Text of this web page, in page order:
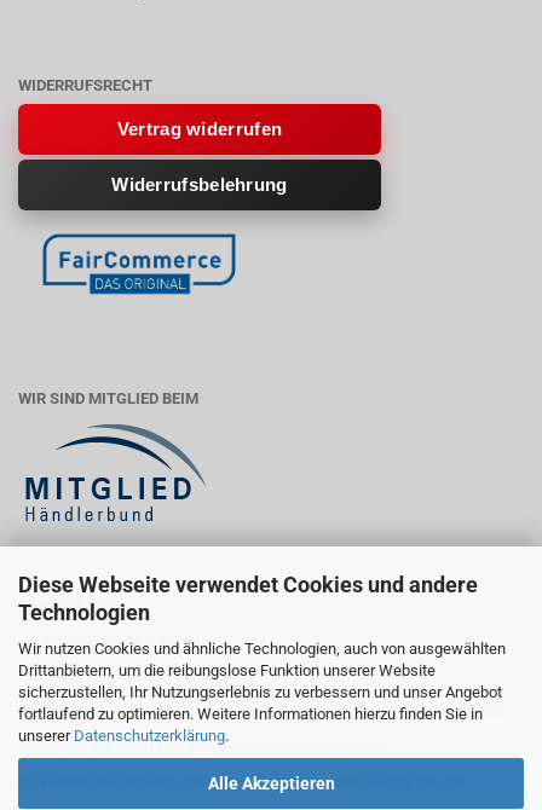
Diese Webseite verwendet Cookies und andere
Technologien
Wir nutzen Cookies und ähnliche Technologien, auch von ausgewählten
Drittanbietern, um die reibungslose Funktion unserer Website
sicherzustellen, Ihr Nutzungserlebnis zu verbessern und unser Angebot
fortlaufend zu optimieren. Weitere Informationen hierzu finden Sie in
unserer Datenschutzerklärung.
Alle Akzeptieren
WIDERRUFSRECHT
Vertrag widerrufen
Widerrufsbelehrung
WIR SIND MITGLIED BEIM
KÄUFERSIEGEL
Ihr Einkauf bei uns ist geprüft sicher:
Als Händlerbund-Mitglied erfüllen wir wichtige rechtliche und qualitative
Standards für einen vertrauenswürdigen Onlinehandel.
So können Sie bequem, transparent und mit gutem Gefühl bei uns